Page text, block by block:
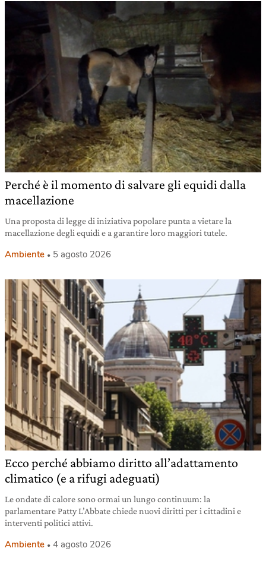
Perché è il momento di salvare gli equidi dalla
macellazione
Una proposta di legge di iniziativa popolare punta a vietare la
macellazione degli equidi e a garantire loro maggiori tutele.
Ambiente 5 agosto 2026
Ecco perché abbiamo diritto all’adattamento
climatico (e a rifugi adeguati)
Le ondate di calore sono ormai un lungo continuum: la
parlamentare Patty L’Abbate chiede nuovi diritti per i cittadini e
interventi politici attivi.
Ambiente 4 agosto 2026